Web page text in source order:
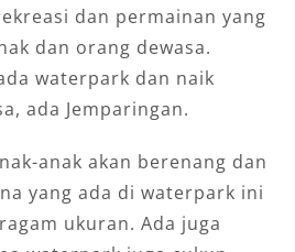
dan permainan yang
dan orang dewasa.
waterpark dan naik
ada Jemparingan.
anak akan berenang dan
yang ada di waterpark ini
ukuran. Ada juga